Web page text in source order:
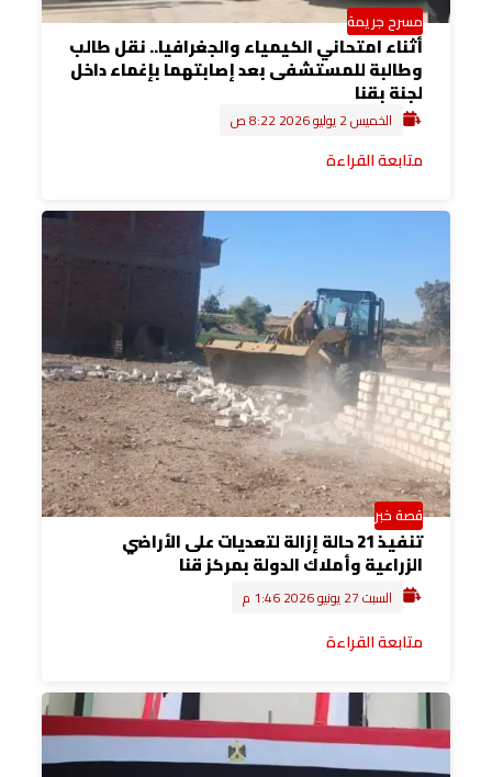
مسرح جريمة
أثناء امتحاني الكيمياء والجغرافيا.. نقل طالب
وطالبة للمستشفى بعد إصابتهما بإغماء داخل
لجنة بقنا
الخميس 2 يوليو 2026 8:22 ص
متابعة القراءة
قصة خبر
تنفيذ 21 حالة إزالة لتعديات على الأراضي
الزراعية وأملاك الدولة بمركز قنا
السبت 27 يونيو 2026 1:46 م
متابعة القراءة